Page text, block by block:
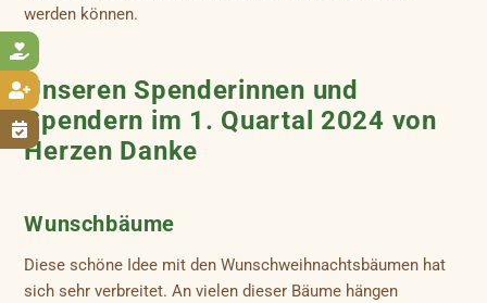



werden können.
Unseren Spenderinnen und
Spendern im 1. Quartal 2024 von
Herzen Danke
Wunschbäume
Diese schöne Idee mit den Wunschweihnachtsbäumen hat
sich sehr verbreitet. An vielen dieser Bäume hängen